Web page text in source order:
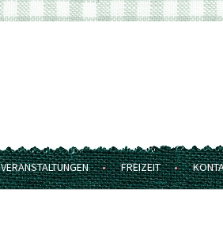
VERANSTALTUNGEN FREIZEIT